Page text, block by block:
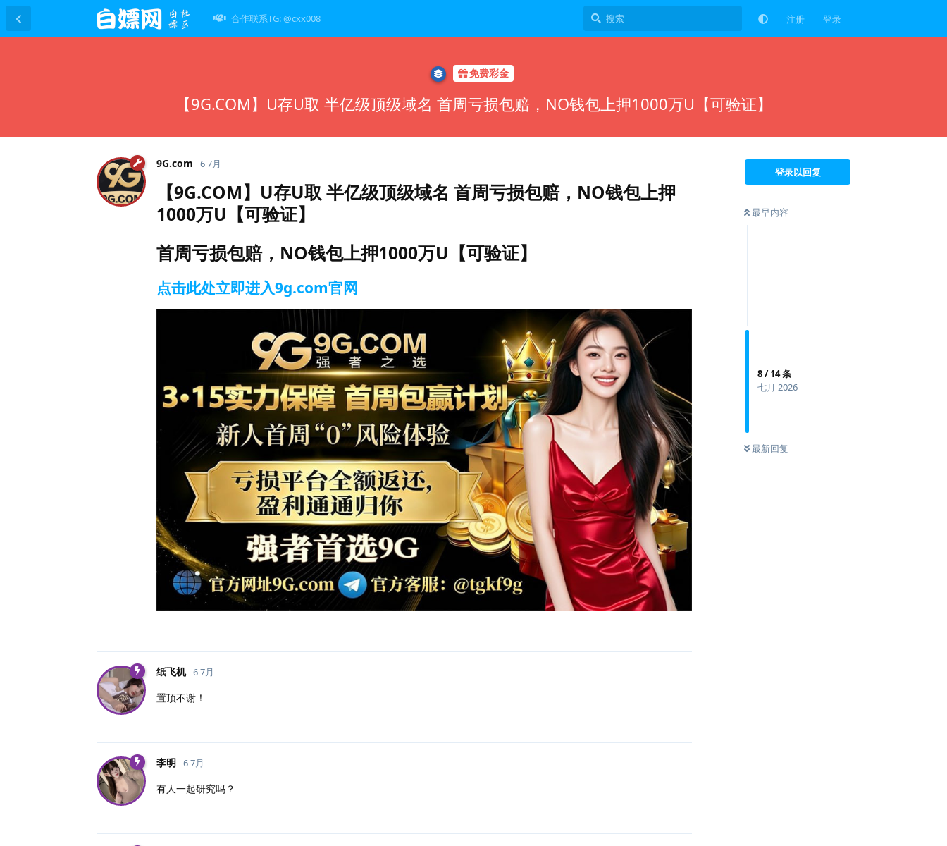
合作联系TG: @cxx008 注册 登录
免费彩金
【9G.COM】U存U取 半亿级顶级域名 首周亏损包赔，NO钱包上押1000万U【可验证】
登录以回复
最早内容
8/14条
七月 2026
最新回复
9G.​com 6 7月
【9G.COM】U存U取 半亿级顶级域名 首周亏损包赔，NO钱包上押
1000万U【可验证】
首周亏损包赔，NO钱包上押1000万U【可验证】
点击此处立即进入9g.com官网
纸飞机 6 7月
置顶不谢！
李明 6 7月
有人一起研究吗？